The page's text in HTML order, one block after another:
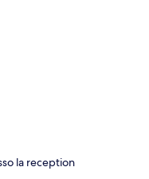
la reception